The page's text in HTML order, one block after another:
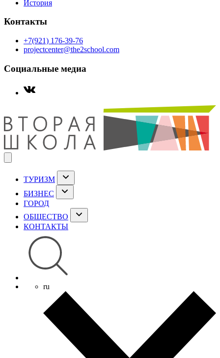
История
Контакты
+7(921) 176-39-76
projectcenter@the2school.com
Социальные медиа
ТУРИЗМ
БИЗНЕС
ГОРОД
ОБЩЕСТВО
КОНТАКТЫ
ru